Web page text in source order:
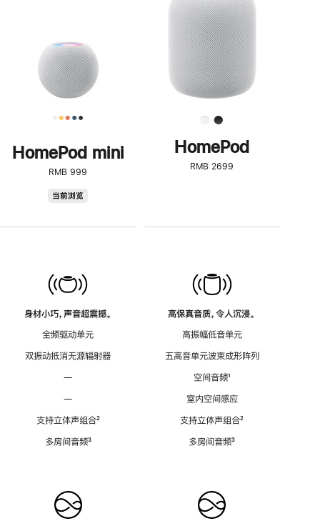
HomePod mini
RMB 999
当前浏览
身材小巧，声音超震撼。
全频驱动单元
双振动抵消无源辐射器
—
—
支持立体声组合脚
²
多房间音频脚
³
了
解
HomePod<
HomePod
RMB 2699
高保真音质，令人沉浸。
高振幅低音单元
五高音单元波束成形阵列
空间音频脚
¹
室内空间感应
支持立体声组合脚
²
多房间音频脚
³